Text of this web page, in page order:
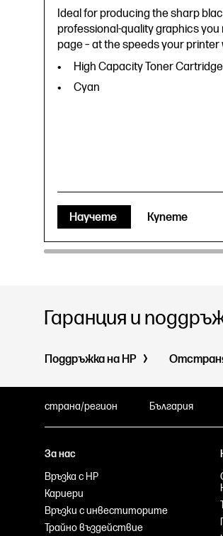
Ideal for producing the sharp
professional-quality graphics you
page – at the speeds your printer
High Capacity Toner
Cyan
Научете Купете
Гаранция и
Поддръжка на HP
страна/регион България
За нас
Връзка с HP
Кариери
Връзки с инвеститорите
Трайно въздействие